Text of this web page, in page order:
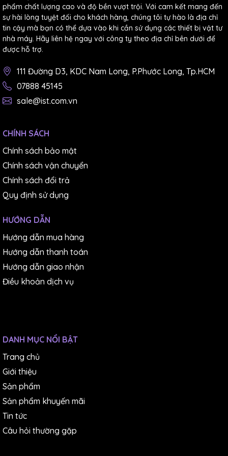
(Giấy nhám dĩa Sankyo P3000 không keo)
MUA GIẤY NHÁM SANKYO CHÍNH HÃNG CHẤT
LƯỢNG TẠI ĐÂY!
Công ty TNHH Thương Mại Dịch Vụ IST
phẩm chất lượng cao và độ bền vượt trội. Với cam kết mang đến
sự hài lòng tuyệt đối cho khách hàng, chúng tôi tự hào là địa chỉ
tin cậy mà bạn có thể dựa vào khi cần sử dụng các thiết bị vật tư
nhà máy. Hãy liên hệ ngay với công ty theo địa chỉ bên dưới để
được hỗ trợ.
111 Đường D3, KDC Nam Long, P.Phước Long, Tp.HCM
07888 45145
sale@ist.com.vn
CHÍNH SÁCH
Chính sách bảo mật
Chính sách vận chuyển
Chính sách đổi trả
Quy định sử dụng
HƯỚNG DẪN
Hướng dẫn mua hàng
Hướng dẫn thanh toán
Hướng dẫn giao nhận
Điều khoản dịch vụ
DANH MỤC NỔI BẬT
Trang chủ
Giới thiệu
Sản phẩm
Sản phẩm khuyến mãi
Tin tức
Câu hỏi thường gặp